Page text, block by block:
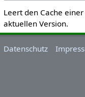
Leert den Cache
aktuellen Version.
Datenschutz